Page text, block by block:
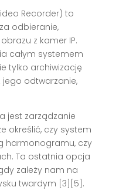
Recorder) to
odbieranie,
z kamer IP.
całym systemem
tylko archiwizację
jego odtwarzanie,
jest zarządzanie
określić, czy system
harmonogramu, czy
Ta ostatnia opcja
zależy nam na
twardym [3][5].